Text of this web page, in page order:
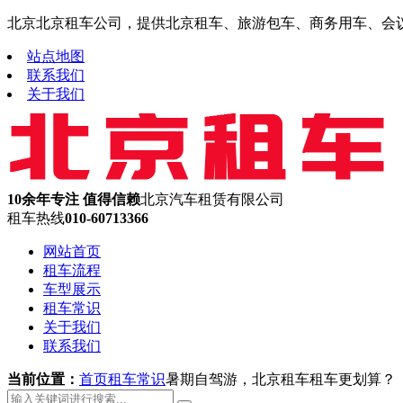
北京北京租车公司，提供北京租车、旅游包车、商务用车、
站点地图
联系我们
关于我们
10余年专注 值得信赖北京汽车租赁有限公司
租车热线010-60713366
网站首页
租车流程
车型展示
租车常识
关于我们
联系我们
当前位置： 首页租车常识暑期自驾游，北京租车租车更划算？